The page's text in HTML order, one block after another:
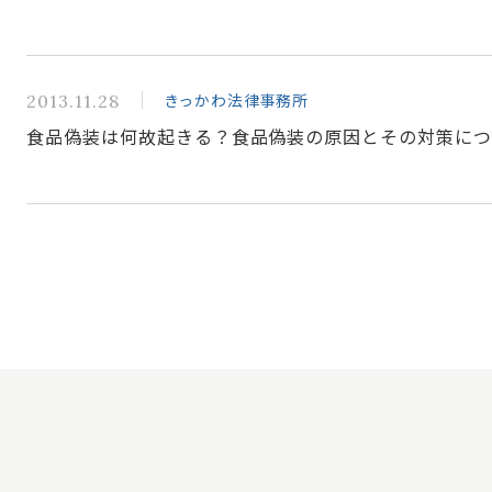
2013.11.28 きっかわ法律事務所
食品偽装は何故起きる？食品偽装の原因とその対策に